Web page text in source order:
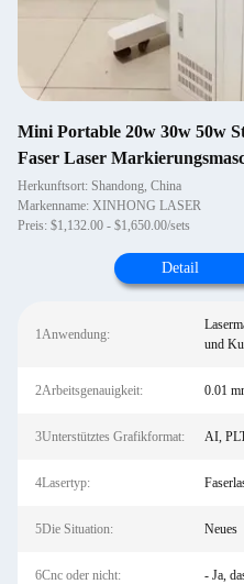
Mini Portable 20w 30w 50w
Faser Laser
Herkunftsort: Shandong, China
Markenname: XINHONG LASER
Preis: $1,132.00 - $1,650.00/sets
Detail
1Anwendung:
und
2Arbeitsgenauigkeit: 0.01
3Unterstütztes Grafikformat: AI,
4Lasertyp:
5Die Situation: Neues
6Cnc oder nicht: - Ja,